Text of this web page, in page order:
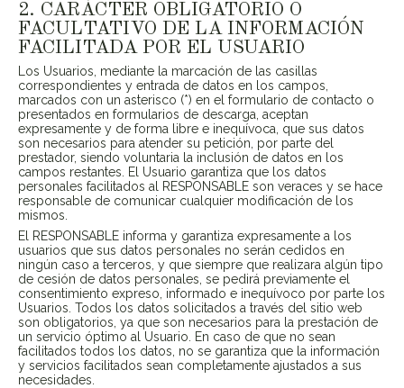
2. CARÁCTER OBLIGATORIO O
FACULTATIVO DE LA INFORMACIÓN
FACILITADA POR EL USUARIO
Los Usuarios, mediante la marcación de las casillas
correspondientes y entrada de datos en los campos,
marcados con un asterisco (*) en el formulario de contacto o
presentados en formularios de descarga, aceptan
expresamente y de forma libre e inequívoca, que sus datos
son necesarios para atender su petición, por parte del
prestador, siendo voluntaria la inclusión de datos en los
campos restantes. El Usuario garantiza que los datos
personales facilitados al RESPONSABLE son veraces y se hace
responsable de comunicar cualquier modificación de los
mismos.
El RESPONSABLE informa y garantiza expresamente a los
usuarios que sus datos personales no serán cedidos en
ningún caso a terceros, y que siempre que realizara algún tipo
de cesión de datos personales, se pedirá previamente el
consentimiento expreso, informado e inequívoco por parte los
Usuarios. Todos los datos solicitados a través del sitio web
son obligatorios, ya que son necesarios para la prestación de
un servicio óptimo al Usuario. En caso de que no sean
facilitados todos los datos, no se garantiza que la información
y servicios facilitados sean completamente ajustados a sus
necesidades.